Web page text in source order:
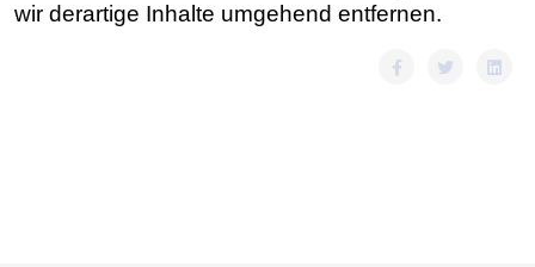
wir derartige Inhalte umgehend entfernen.